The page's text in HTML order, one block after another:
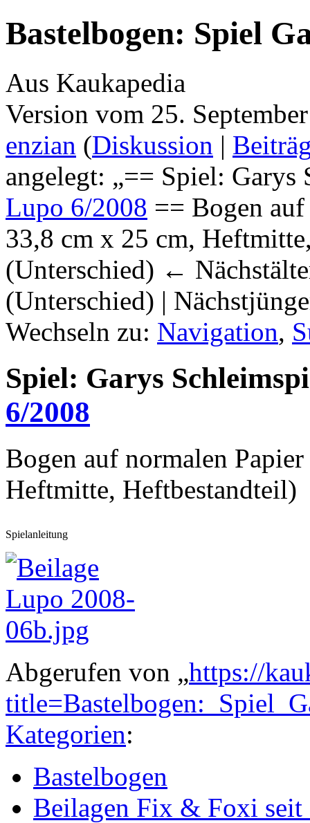
Bastelbogen: Spiel
Aus Kaukapedia
Version vom 25.
enzian (Diskussion |
angelegt: „== Spiel: Garys
Lupo 6/2008 == Bogen
33,8 cm x 25 cm,
(Unterschied) ←
(Unterschied) |
Wechseln zu: Navigation,
Spiel: Garys
6/2008
Bogen auf normalen
Heftmitte, Heftbestandteil)
Spielanleitung
Abgerufen von „https://
Kategorien:
Bastelbogen
Beilagen Fix & Foxi